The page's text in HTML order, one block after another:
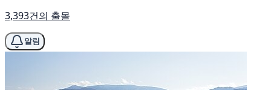
3,393건의 출몰
알림